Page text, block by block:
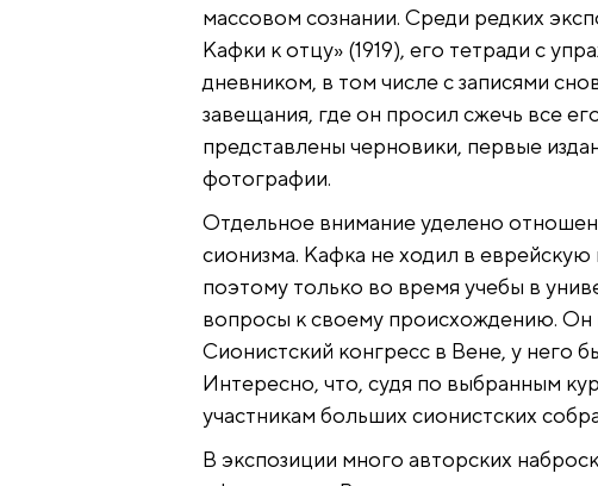
массовом сознании. Среди редких
Кафки к отцу» (1919), его тетради с
дневником, в том числе с записями
завещания, где он просил сжечь все
представлены черновики, первые
фотографии.
Отдельное внимание уделено
сионизма. Кафка не ходил в
поэтому только во время учебы в
вопросы к своему происхождению. Он
Сионистский конгресс в Вене, у него
Интересно, что, судя по выбранным
участникам больших сионистских
В экспозиции много авторских